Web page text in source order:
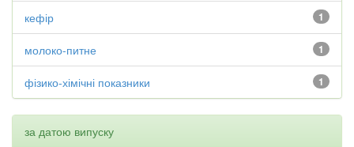
1
кефір
1
молоко-питне
1
фізико-хімічні показники
за датою випуску